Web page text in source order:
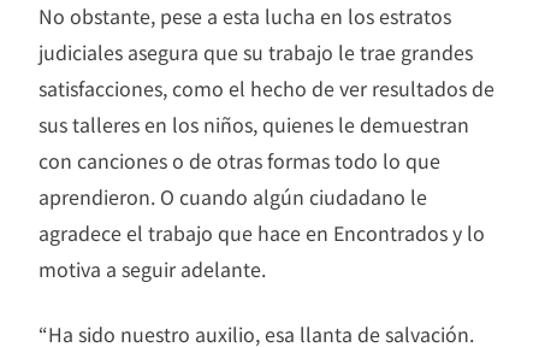
No obstante, pese a esta lucha en los estratos
judiciales asegura que su trabajo le trae grandes
satisfacciones, como el hecho de ver resultados de
sus talleres en los niños, quienes le demuestran
con canciones o de otras formas todo lo que
aprendieron. O cuando algún ciudadano le
agradece el trabajo que hace en Encontrados y lo
motiva a seguir adelante.
“Ha sido nuestro auxilio, esa llanta de salvación.